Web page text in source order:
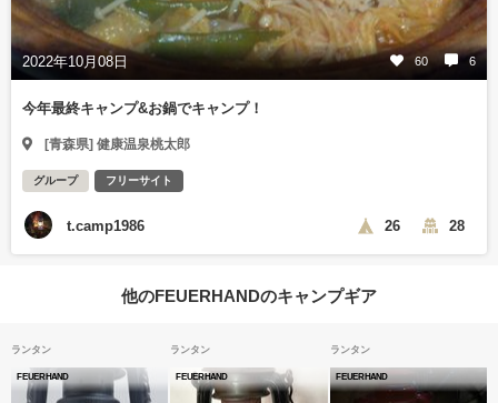
2022年10月08日 60 6
今年最終キャンプ&お鍋でキャンプ！
[青森県] 健康温泉桃太郎
グループ フリーサイト
t.camp1986 26 28
他のFEUERHANDのキャンプギア
ランタン
FEUERHAND
ランタン
FEUERHAND
ランタン
FEUERHAND